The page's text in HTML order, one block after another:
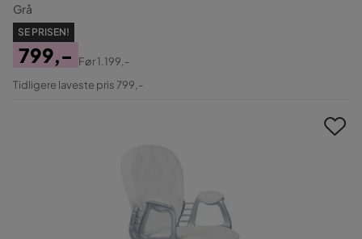
Grå
SE PRISEN!
Pris
799,-
Original
Før1.199,-
Tidligere laveste pris 799,-